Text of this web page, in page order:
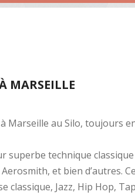
MARSEILLE
Marseille au Silo, toujours
technique
et bien d’autres.
classique, Jazz, Hip Hop,